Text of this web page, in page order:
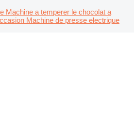
Machine a temperer le chocolat a
Machine de presse electrique